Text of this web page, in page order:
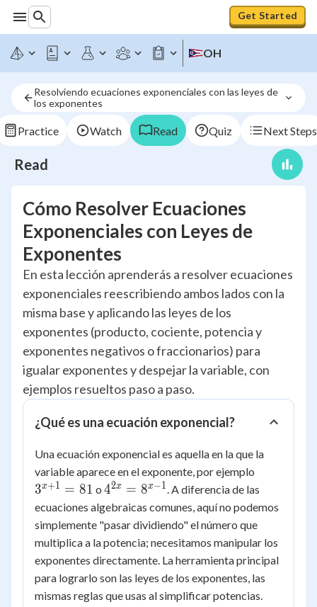
Get Started
OH
Resolviendo ecuaciones exponenciales con las leyes de
los exponentes
Practice Watch Read Quiz Next Steps
Read
Cómo Resolver Ecuaciones
Exponenciales con Leyes de
Exponentes
En esta lección aprenderás a resolver ecuaciones
exponenciales reescribiendo ambos lados con la
misma base y aplicando las leyes de los
exponentes (producto, cociente, potencia y
exponentes negativos o fraccionarios) para
igualar exponentes y despejar la variable, con
ejemplos resueltos paso a paso.
¿Qué es una ecuación exponencial?
Una ecuación exponencial es aquella en la que la
variable aparece en el exponente, por ejemplo
= 81
3x+1 = 81 o 4^{2x}
=
8^{x-
1}
42x = 8x−1. A diferencia de las
ecuaciones algebraicas comunes, aquí no podemos
simplemente "pasar dividiendo" el número que
multiplica a la potencia; necesitamos manipular los
exponentes directamente. La herramienta principal
para lograrlo son las leyes de los exponentes, las
mismas reglas que usas al simplificar potencias.